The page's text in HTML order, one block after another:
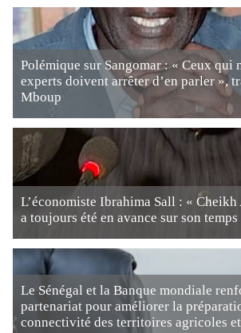
Polémique sur Sangomar : « Ceux qui
experts doivent arrêter d’en parler »,
Mboup
L’économiste Ibrahima Sall : « Cheikh
a toujours été en avance sur son temps
Le Sénégal et la Banque mondiale
partenariat pour améliorer la
connectivité des territoires agricoles